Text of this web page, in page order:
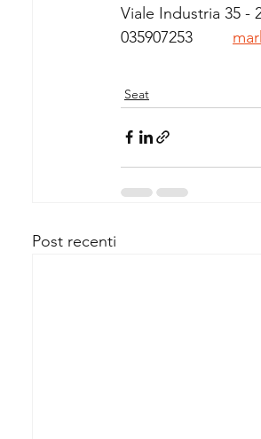
Viale Industria 35 -
035907253
Seat
Post recenti